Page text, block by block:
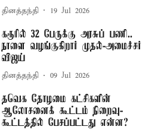
தினத்தந்தி 19 Jul 2026
கரூரில் 32 பேருக்கு அரசுப் பணி..
நாளை வழங்குகிறார் முதல்-அமைச்சர்
விஜய்
தினத்தந்தி 09 Jul 2026
தவெக தோழமை கட்சிகளின்
ஆலோசனைக் கூட்டம் நிறைவு-
கூட்டத்தில் பேசப்பட்டது என்ன?